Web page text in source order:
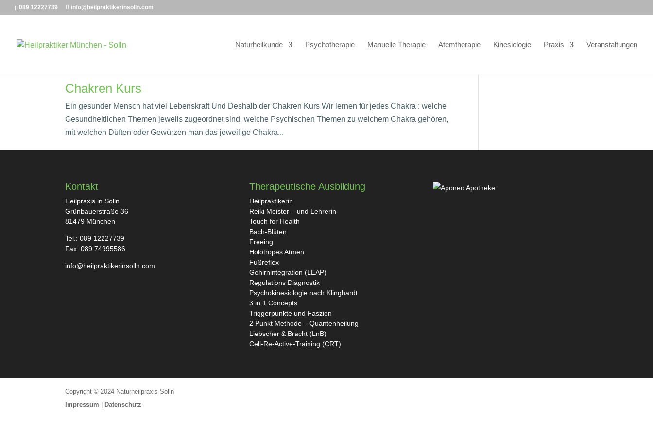
089 12227739 info@heilpraktikerinsolln.com
Naturheilkunde Psychotherapie Manuelle Therapie Atemtherapie Kinesiologie Praxis Veranstaltungen
Chakren Kurs
Ein gesunder Mensch hat viel Lebenskraft Und Deshalb der Chakren Kurs Wir lernen für jedes Chakra : welche
Gesundheitlichen Themen jeweils zugeordnet sind, welche Psychischen Themen zu welchem Chakra gehören,
mit welchen Düften oder Gewürzen man das jeweilige Chakra...
Kontakt
Heilpraxis in Solln
Grünbauerstraße 36
81479 München
Tel.:089 12227739
Fax: 089 74995586
info@heilpraktikerinsolln.com
Therapeutische Ausbildung
Heilpraktikerin
Reiki Meister – und Lehrerin
Touch for Health
Bach-Blüten
Freeing
Holotropes Atmen
Fußreflex
Gehirnintegration (LEAP)
Regulations Diagnostik
Psychokinesiologie nach Klinghardt
3 in 1 Concepts
Triggerpunkte und Faszien
2 Punkt Methode – Quantenheilung
Liebscher & Bracht (LnB)
Cell-Re-Active-Training (CRT)
Copyright © 2024 Naturheilpraxis Solln
Impressum | Datenschutz